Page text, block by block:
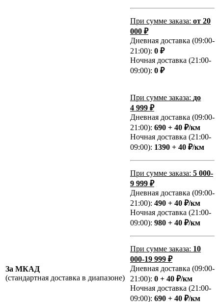
При сумме заказа: от 20
000 ₽
Дневная доставка (09:00-
21:00): 0 ₽
Ночная доставка (21:00-
09:00): 0 ₽
За МКАД
(стандартная доставка в диапазоне)
При сумме заказа: до
4 999 ₽
Дневная доставка (09:00-
21:00): 690 + 40 ₽/км
Ночная доставка (21:00-
09:00): 1390 + 40 ₽/км
При сумме заказа: 5 000-
9 999 ₽
Дневная доставка (09:00-
21:00): 490 + 40 ₽/км
Ночная доставка (21:00-
09:00): 980 + 40 ₽/км
При сумме заказа: 10
000-19 999 ₽
Дневная доставка (09:00-
21:00): 0 + 40 ₽/км
Ночная доставка (21:00-
09:00): 690 + 40 ₽/км